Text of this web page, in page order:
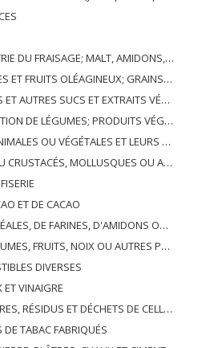
MALT, AMIDONS, INULINE, GLUTEN DE BLÉ
GRAINES ET FRUITS, PLANTES INDUSTRIELLES OU MÉDICINALES; PAILLE ET FOURRAGE
SUCS ET EXTRAITS VÉGÉTAUX
VÉGÉTAUX NON DÉNOMMÉS NI COMPRIS AILLEURS
DE CLIVAGE; GRAISSES ANIMALES PRÉPARÉES; CIRES ANIMALES OU VÉGÉTALES
OU AUTRES INVERTÉBRÉS AQUATIQUES; PRÉPARATIONS DE CELLES-CI
ET DE CACAO
D'AMIDONS OU DE LAIT; PRODUITS DE PATISSERIE
NOIX OU AUTRES PARTIES DE PLANTES
DIVERSES
VINAIGRE
DÉCHETS DE CELLES-CI; FOURRAGE ANIMAL PRÉPARÉ
TABAC FABRIQUÉS